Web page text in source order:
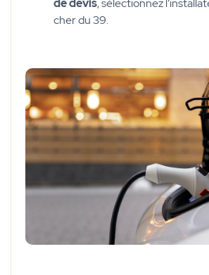
de devis, sélectionnez
cher du 39.